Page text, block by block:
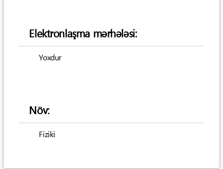
Elektronlaşma mərhələsi:
Yoxdur
Növ:
Fiziki